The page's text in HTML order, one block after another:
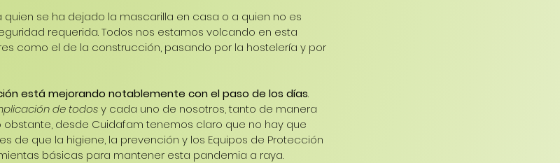
se ha dejado la mascarilla en casa o a quien no es
requerida. Todos nos estamos volcando en esta
como el de la construcción, pasando por la hostelería y por
está mejorando notablemente con el paso de los días.
de todos y cada uno de nosotros, tanto de manera
desde Cuidafam tenemos claro que no hay que
de que la higiene, la prevención y los Equipos de Protección
básicas para mantener esta pandemia a raya.